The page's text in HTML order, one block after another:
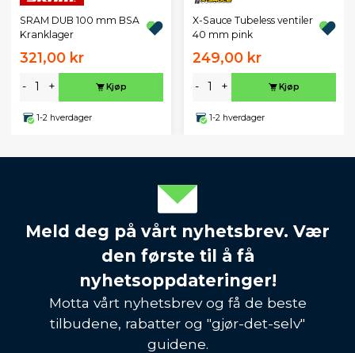
SRAM DUB 100 mm BSA
Kranklager
321,00 kr
- + Kjøp
1-2 hverdager
X-Sauce Tubeless ventiler
40 mm pink
249,00 kr
- + Kjøp
1-2 hverdager
Meld deg på vårt nyhetsbrev. Vær
den første til å få
nyhetsoppdateringer!
Motta vårt nyhetsbrev og få de beste
tilbudene, rabatter og "gjør-det-selv"
guidene.